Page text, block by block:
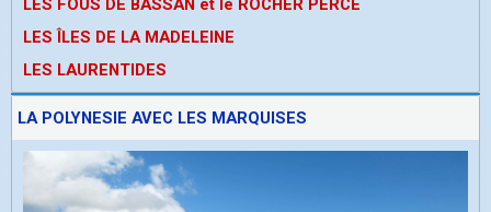
LES FOUS DE BASSAN et le ROCHER PERCE
LES ÎLES DE LA MADELEINE
LES LAURENTIDES
LA POLYNESIE AVEC LES MARQUISES